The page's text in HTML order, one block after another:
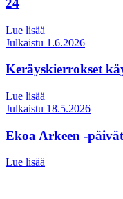
24
Lue lisää
Julkaistu 1.6.2026
Keräyskierrokset
Lue lisää
Julkaistu 18.5.2026
Ekoa Arkeen -
Lue lisää